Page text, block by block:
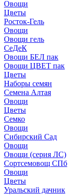
Овощи
Цветы
Росток-Гель
Овощи
Овощи гель
СеДеК
Овощи БЕЛ пак
Овощи ЦВЕТ пак
Цветы
Наборы семян
Семена Алтая
Овощи
Цветы
Семко
Овощи
Сибирский Сад
Овощи
Овощи (серия ЛС)
Сортсемовощ СПб
Овощи
Цветы
Уральский дачник